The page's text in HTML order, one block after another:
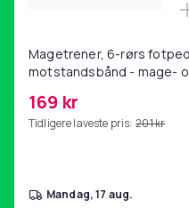
Magetrener, 6-rørs
motstandsbånd - mage-
hjemmegymnastikk Pink
169 kr
Tidligere laveste pris: 201 kr
mandag, 17 aug.